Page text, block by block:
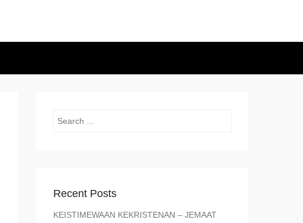
Search
Recent Posts
KEISTIMEWAAN KEKRISTENAN – JEMAAT